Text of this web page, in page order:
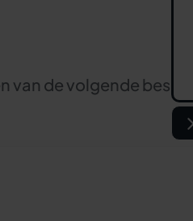
van de volgende